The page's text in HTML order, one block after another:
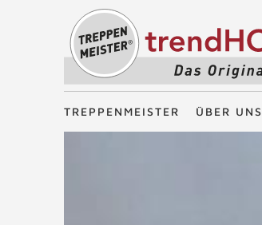
Treppenmeister - Das Original
TREPPENMEISTER ÜBER UNS